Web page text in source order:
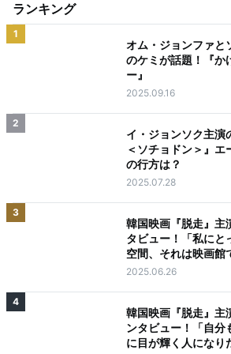
ランキング
1
オム・ジョンファと
のケミが話題！『か
ー』
2025.09.16
2
イ・ジョンソク主演
＜ソチョドン＞』
の行方は？
2025.07.28
3
韓国映画『脱走』主
タビュー！「私にと
空間、それは映画館
2025.06.26
4
韓国映画『脱走』主
ンタビュー！「自分
に目が輝く人になり